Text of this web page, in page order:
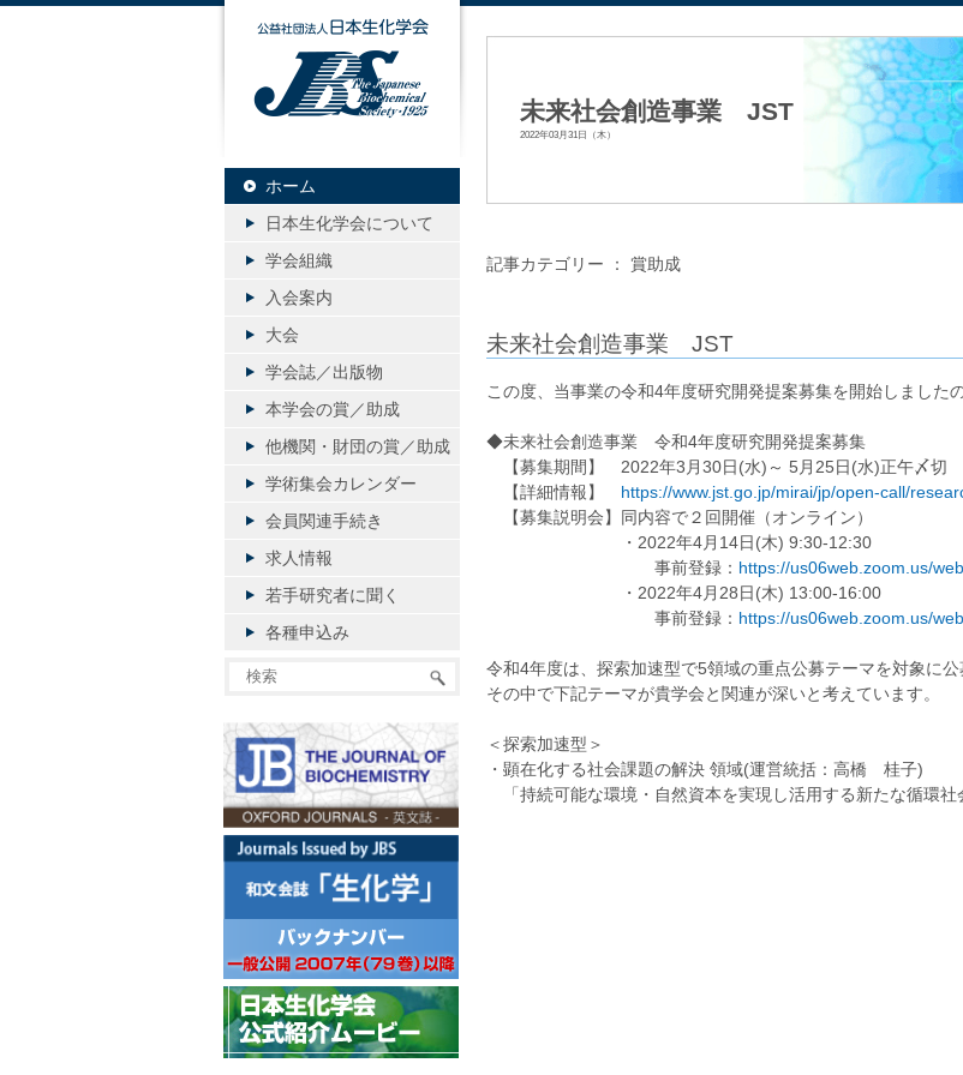
未来社会創造事業 JST
2022年03月31日（木）
記事カテゴリー ： 賞助成
未来社会創造事業 JST
この度、当事業の令和4年度研究開発提案募集を開始しました
◆未来社会創造事業 令和4年度研究開発提案募集
【募集期間】 2022年3月30日(水)～ 5月25日(水)正午〆切
【詳細情報】 https://www.jst.go.jp/mirai/jp/open-call/
【募集説明会】同内容で２回開催（オンライン）
・2022年4月14日(木) 9:30-12:30
事前登録： https://us06web.zoom.us/
・2022年4月28日(木) 13:00-16:00
事前登録： https://us06web.zoom.us/
令和4年度は、探索加速型で5領域の重点公募テーマを対象に公
その中で下記テーマが貴学会と関連が深いと考えています。
＜探索加速型＞
・顕在化する社会課題の解決 領域(運営統括：高橋 桂子)
「持続可能な環境・自然資本を実現し活用する新たな循環社
公益社団法人日本生化学会
ホーム
日本生化学会について
学会組織
入会案内
大会
学会誌／出版物
本学会の賞／助成
他機関・財団の賞／助成
学術集会カレンダー
会員関連手続き
求人情報
若手研究者に聞く
各種申込み